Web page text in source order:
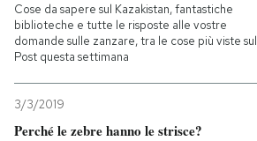
Cose da sapere sul Kazakistan, fantastiche
biblioteche e tutte le risposte alle vostre
domande sulle zanzare, tra le cose più viste sul
Post questa settimana
3/3/2019
Perché le zebre hanno le strisce?